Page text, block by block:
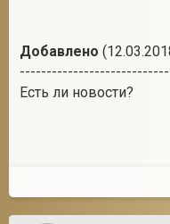
Добавлено
Есть ли новости?